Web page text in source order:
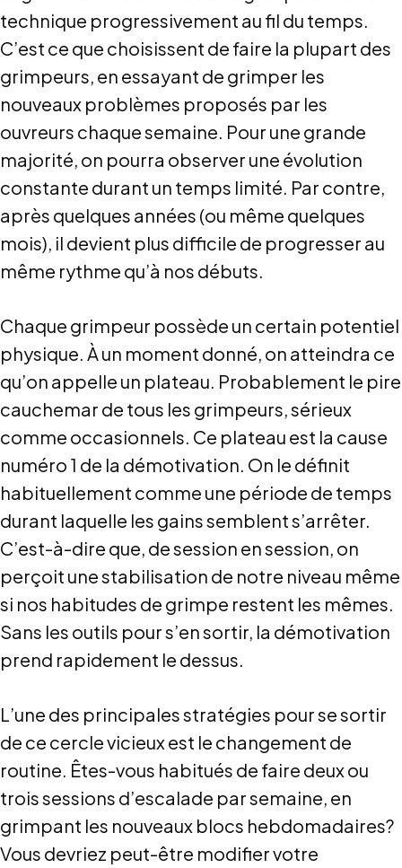
de
l’entrée
technique progressivement au fil du temps.
C’est ce que choisissent de faire la plupart des
grimpeurs, en essayant de grimper les
nouveaux problèmes proposés par les
ouvreurs chaque semaine. Pour une grande
majorité, on pourra observer une évolution
constante durant un temps limité. Par contre,
après quelques années (ou même quelques
mois), il devient plus difficile de progresser au
même rythme qu’à nos débuts.
Chaque grimpeur possède un certain potentiel
physique. À un moment donné, on atteindra ce
qu’on appelle un plateau. Probablement le pire
cauchemar de tous les grimpeurs, sérieux
comme occasionnels. Ce plateau est la cause
numéro 1 de la démotivation. On le définit
habituellement comme une période de temps
durant laquelle les gains semblent s’arrêter.
C’est-à-dire que, de session en session, on
perçoit une stabilisation de notre niveau même
si nos habitudes de grimpe restent les mêmes.
Sans les outils pour s’en sortir, la démotivation
prend rapidement le dessus.
L’une des principales stratégies pour se sortir
de ce cercle vicieux est le changement de
routine. Êtes-vous habitués de faire deux ou
trois sessions d’escalade par semaine, en
grimpant les nouveaux blocs hebdomadaires?
Vous devriez peut-être modifier votre